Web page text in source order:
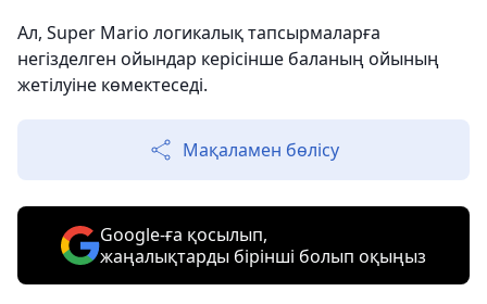
Ал, Super Mario логикалық тапсырмаларға
негізделген ойындар керісінше баланың ойының
жетілуіне көмектеседі.
Мақаламен бөлісу
Google-ға қосылып,
жаңалықтарды бірінші болып оқыңыз